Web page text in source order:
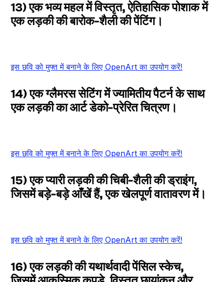
13) एक भव्य महल में विस्तृत, ऐतिहासिक पोशाक में
एक लड़की की बारोक-शैली की पेंटिंग।
इस छवि को मुफ्त में बनाने के लिए OpenArt का उपयोग करें!
14) एक ग्लैमरस सेटिंग में ज्यामितीय पैटर्न के साथ
एक लड़की का आर्ट डेको-प्रेरित चित्रण।
इस छवि को मुफ्त में बनाने के लिए OpenArt का उपयोग करें!
15) एक प्यारी लड़की की चिबी-शैली की ड्राइंग,
जिसमें बड़े-बड़े आँखें हैं, एक खेलपूर्ण वातावरण में।
इस छवि को मुफ्त में बनाने के लिए OpenArt का उपयोग करें!
16) एक लड़की की यथार्थवादी पेंसिल स्केच,